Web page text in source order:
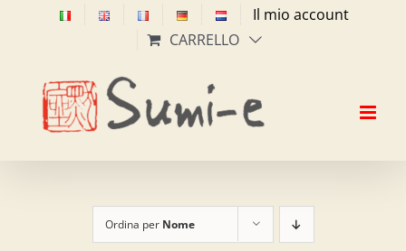
Il mio account
CARRELLO
Ordina per Nome